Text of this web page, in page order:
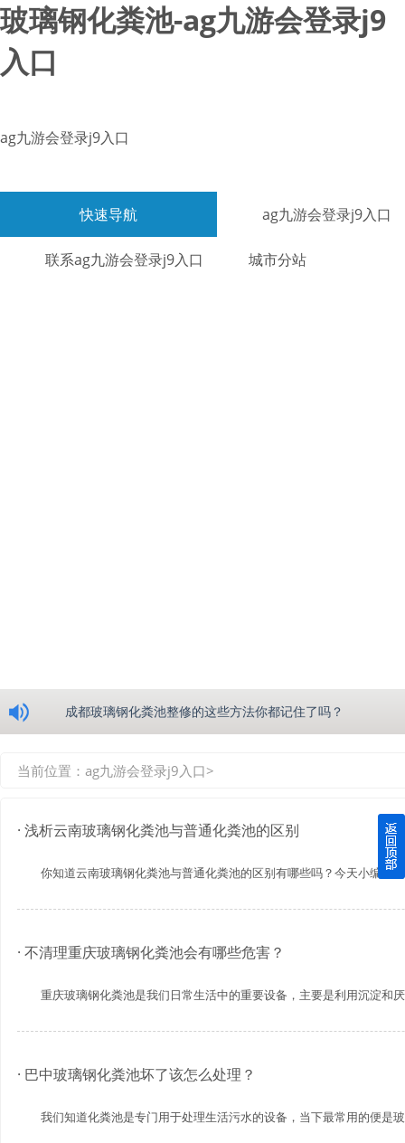
玻璃钢化粪池-ag九游会登录j9
入口
ag九游会登录j9入口
快速导航 ag九游会登录j9入口
联系ag九游会登录j9入口 城市分站
成都玻璃钢化粪池整修的这些方法你都记住了吗？
四川玻璃钢化粪池逐渐取代传统玻璃钢化粪池的这几点原因
使用成都玻璃钢化粪池的七大好处你都记住了吗？
当前位置： ag九游会登录j9入口>
· 浅析云南玻璃钢化粪池与普通化粪池的区别
你知道云南玻璃钢化粪池与普通化粪池的区别有哪些吗？今天小编就
· 不清理重庆玻璃钢化粪池会有哪些危害？
重庆玻璃钢化粪池是我们日常生活中的重要设备，主要是利用沉淀和
· 巴中玻璃钢化粪池坏了该怎么处理？
我们知道化粪池是专门用于处理生活污水的设备，当下最常用的便是